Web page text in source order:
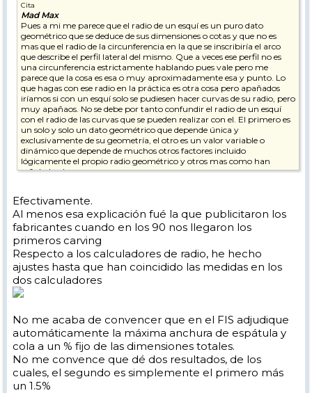
Cita
Mad Max
Pues a mi me parece que el radio de un esquí es un puro dato
geométrico que se deduce de sus dimensiones o cotas y que no es
mas que el radio de la circunferencia en la que se inscribiría el arco
que describe el perfil lateral del mismo. Que a veces ese perfil no es
una circunferencia estrictamente hablando pues vale pero me
parece que la cosa es esa o muy aproximadamente esa y punto. Lo
que hagas con ese radio en la práctica es otra cosa pero apañados
iríamos si con un esquí solo se pudiesen hacer curvas de su radio, pero
muy apañaos. No se debe por tanto confundir el radio de un esquí
con el radio de las curvas que se pueden realizar con el. El primero es
un solo y solo un dato geométrico que depende única y
exclusivamente de su geometría, el otro es un valor variable o
dinámico que depende de muchos otros factores incluido
lógicamente el propio radio geométrico y otros mas como han
señalado algunos.
para calcular la circunferencia que pasa por tres puntos dados y que
puede ser una y solo una. Esos tres puntos se pueden extraer
conociendo el punto de máxima anchura de la espátula, el punto de
mínima anchura del patín y el punto de máxima anchura de la cola
además de la distancia entre ellos que viene en parte determinada
por la longitud aunque deberíamos conocer al menos la distancia del
centro a la cola o a la espátula para saberlo con total exactitud. Por
eso el calculador FIS nos pide esos datos y nada mas y nos da un solo
radio por esquí ya que es eso y solo eso, un dato geométrico deducible
de sus cotas y dimensiones.
Efectivamente.
Al menos esa explicación fué la que publicitaron los
fabricantes cuando en los 90 nos llegaron los
primeros carving
Respecto a los calculadores de radio, he hecho
ajustes hasta que han coincidido las medidas en los
dos calculadores
No me acaba de convencer que en el FIS adjudique
automáticamente la máxima anchura de espátula y
cola a un % fijo de las dimensiones totales.
No me convence que dé dos resultados, de los
cuales, el segundo es simplemente el primero más
un 1.5%